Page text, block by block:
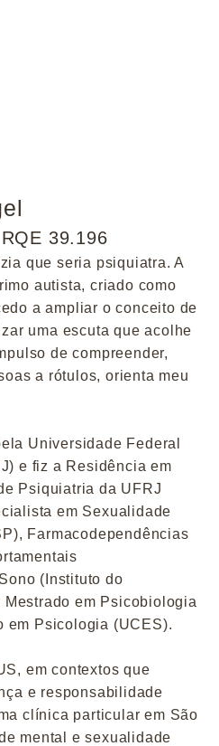
39.196
que seria psiquiatra. A
autista, criado como
a ampliar o conceito de
uma escuta que acolhe
de compreender,
a rótulos, orienta meu
Universidade Federal
e fiz a Residência em
Psiquiatria da UFRJ
em Sexualidade
Farmacodependências
(Instituto do
Mestrado em Psicobiologia
em Psicologia (UCES).
em contextos que
e responsabilidade
clínica particular em São
mental e sexualidade